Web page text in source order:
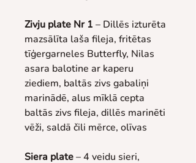
Zivju plate Nr 1 – Dillēs izturēta
mazsālīta laša fileja, fritētas
tīģergarneles Butterfly, Nilas
asara balotine ar kaperu
ziediem, baltās zivs gabaliņi
marinādē, alus mīklā cepta
baltās zivs fileja, dillēs marinēti
vēži, saldā čili mērce, olīvas
Siera plate – 4 veidu sieri,